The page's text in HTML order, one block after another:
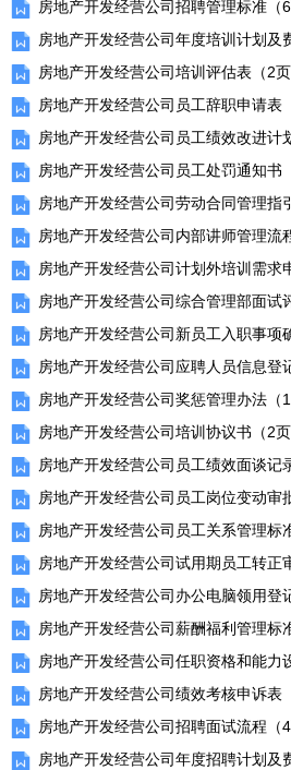
房地产开发经营公司招聘管理标准（
房地产开发经营公司年度培训计划及
房地产开发经营公司培训评估表（2
房地产开发经营公司员工辞职申请表
房地产开发经营公司员工绩效改进计
房地产开发经营公司员工处罚通知书
房地产开发经营公司劳动合同管理指
房地产开发经营公司内部讲师管理流
房地产开发经营公司计划外培训需求
房地产开发经营公司综合管理部面试
房地产开发经营公司新员工入职事项
房地产开发经营公司应聘人员信息登
房地产开发经营公司奖惩管理办法（
房地产开发经营公司培训协议书（2
房地产开发经营公司员工绩效面谈记
房地产开发经营公司员工岗位变动审
房地产开发经营公司员工关系管理标
房地产开发经营公司试用期员工转正
房地产开发经营公司办公电脑领用登
房地产开发经营公司薪酬福利管理标
房地产开发经营公司任职资格和能力
房地产开发经营公司绩效考核申诉表
房地产开发经营公司招聘面试流程（
房地产开发经营公司年度招聘计划及